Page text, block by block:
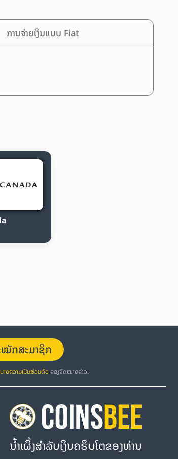
ການຈ່າຍເງິນແບບ Fiat
ກສະມາຊິກ
ບາຍຄວາມເປັນສ່ວນຕົວຂອງຈົດໝາຍຂ່າວ.
ນໍ້າເຜິ້ງສຳລັບເງິນຄຣິບໂຕຂອງທ່ານ